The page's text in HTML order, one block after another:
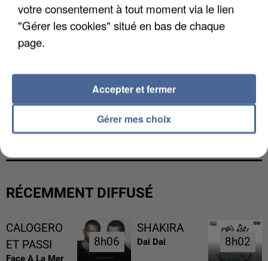
UN SECOND CADRE DE LA DZ MAFIA
INTERPELLÉ EN ALGÉRIE
RÉCEMMENT DIFFUSÉ
CALOGERO
ET PASSI
Face A La Mer
8h06
8h06
SHAKIRA
Dai Dai 8h02
8h02
votre consentement à tout moment via le lien
"Gérer les cookies" situé en bas de chaque
page.
Gérer mes choix
Accepter et fermer